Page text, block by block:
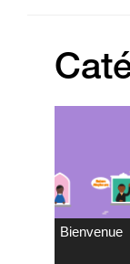
Bienvenue